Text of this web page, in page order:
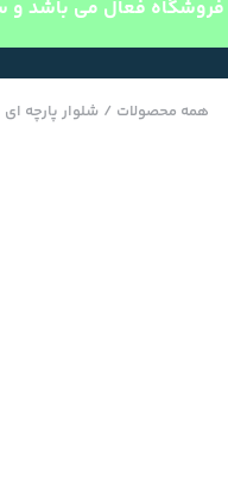
فروشگاه فعال می باشد و
همه محصولات / شلوار پارچه ای